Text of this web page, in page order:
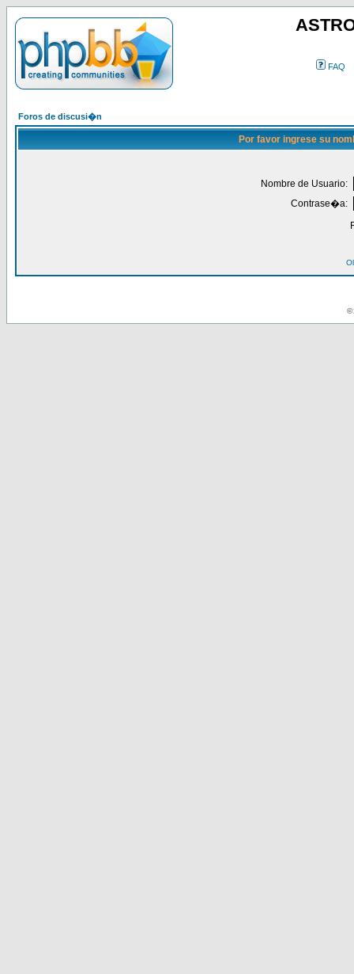
FAQ
Foros de discusi�n
Por favor ingrese su
Nombre de Usuario:
Contrase�a:
©